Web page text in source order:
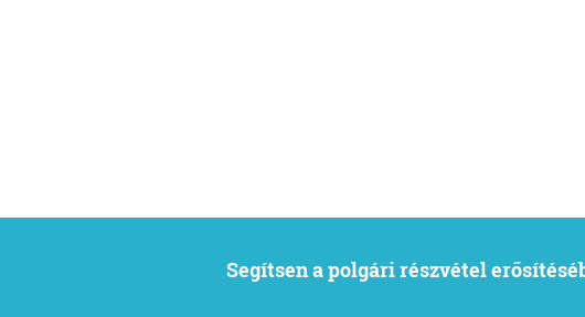
Segítsen a polgári részvétel